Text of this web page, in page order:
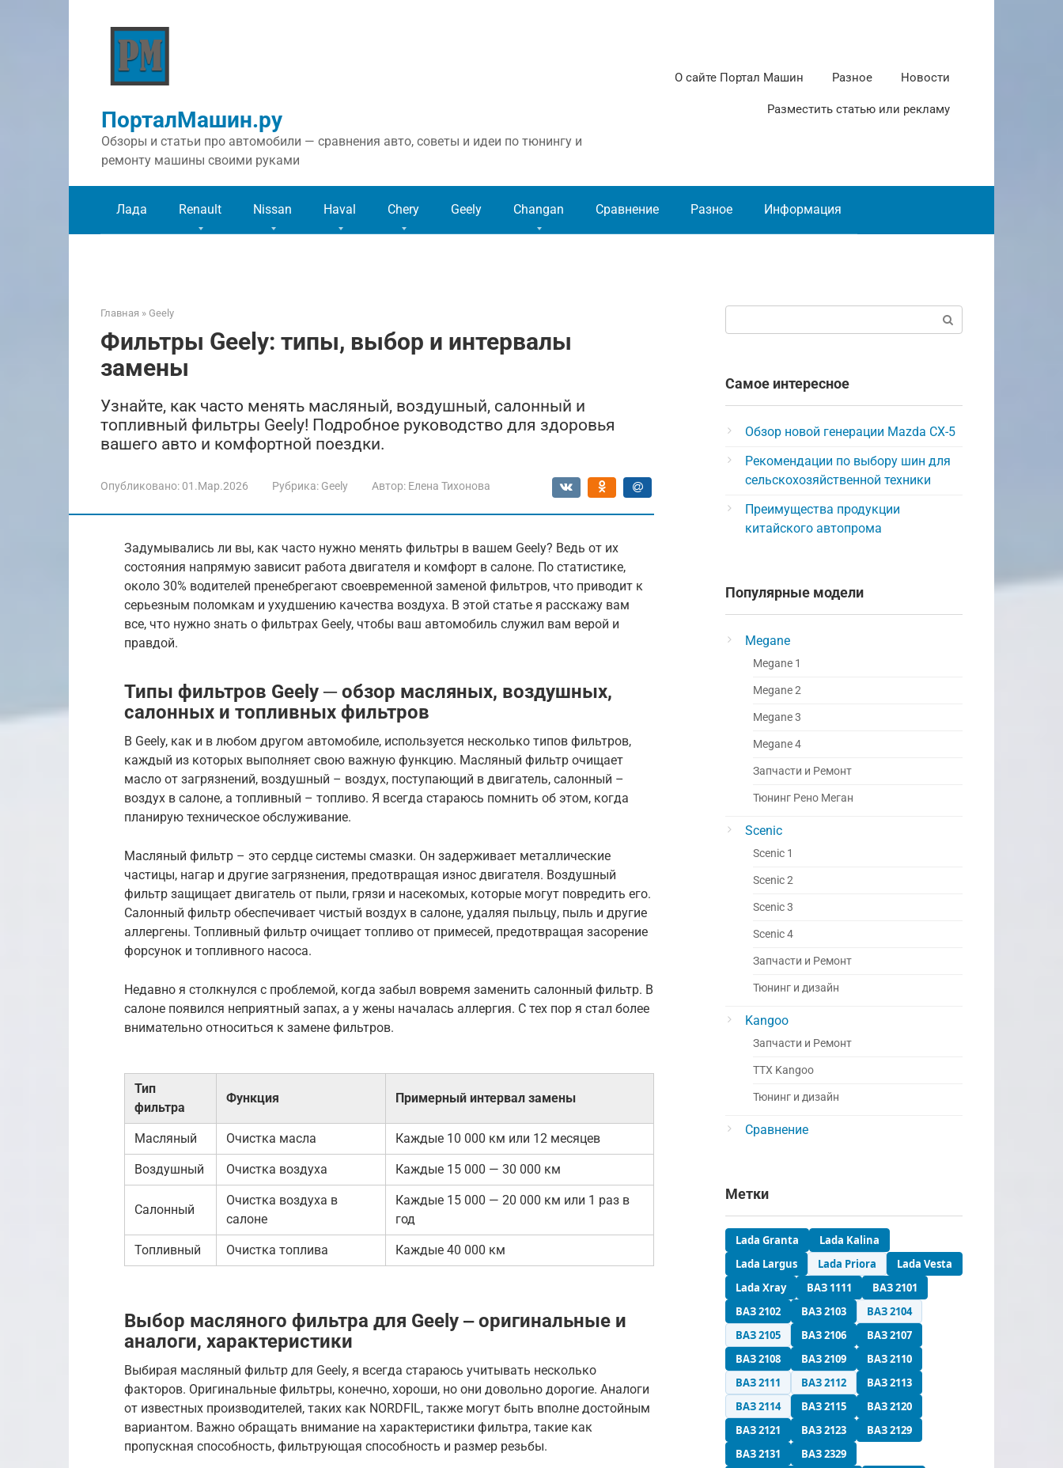
ПорталМашин.ру
Обзоры и статьи про автомобили — сравнения авто, советы и идеи по тюнингу и
ремонту машины своими руками
О сайте Портал Машин Разное Новости
Разместить статью или рекламу
Лада Renault Nissan Haval Chery Geely Changan Сравнение Разное Информация
Главная » Geely
Фильтры Geely: типы, выбор и интервалы
замены
Узнайте, как часто менять масляный, воздушный, салонный и
топливный фильтры Geely! Подробное руководство для здоровья
вашего авто и комфортной поездки.
Опубликовано: 01.Мар.2026 Рубрика: Geely Автор: Елена Тихонова
Задумывались ли вы, как часто нужно менять фильтры в вашем Geely? Ведь от их
состояния напрямую зависит работа двигателя и комфорт в салоне. По статистике,
около 30% водителей пренебрегают своевременной заменой фильтров, что приводит к
серьезным поломкам и ухудшению качества воздуха. В этой статье я расскажу вам
все, что нужно знать о фильтрах Geely, чтобы ваш автомобиль служил вам верой и
правдой.
Типы фильтров Geely ─ обзор масляных, воздушных,
салонных и топливных фильтров
В Geely, как и в любом другом автомобиле, используется несколько типов фильтров,
каждый из которых выполняет свою важную функцию. Масляный фильтр очищает
масло от загрязнений, воздушный – воздух, поступающий в двигатель, салонный –
воздух в салоне, а топливный – топливо. Я всегда стараюсь помнить об этом, когда
планирую техническое обслуживание.
Масляный фильтр – это сердце системы смазки. Он задерживает металлические
частицы, нагар и другие загрязнения, предотвращая износ двигателя. Воздушный
фильтр защищает двигатель от пыли, грязи и насекомых, которые могут повредить его.
Салонный фильтр обеспечивает чистый воздух в салоне, удаляя пыльцу, пыль и другие
аллергены. Топливный фильтр очищает топливо от примесей, предотвращая засорение
форсунок и топливного насоса.
Недавно я столкнулся с проблемой, когда забыл вовремя заменить салонный фильтр. В
салоне появился неприятный запах, а у жены началась аллергия. С тех пор я стал более
внимательно относиться к замене фильтров.
Тип
фильтра
Функция Примерный интервал замены
Масляный Очистка масла Каждые 10 000 км или 12 месяцев
Воздушный Очистка воздуха Каждые 15 000 — 30 000 км
Салонный
Очистка воздуха в
салоне
Каждые 15 000 — 20 000 км или 1 раз в
год
Топливный Очистка топлива Каждые 40 000 км
Выбор масляного фильтра для Geely ‒ оригинальные и
аналоги, характеристики
Выбирая масляный фильтр для Geely, я всегда стараюсь учитывать несколько
факторов. Оригинальные фильтры, конечно, хороши, но они довольно дорогие. Аналоги
от известных производителей, таких как NORDFIL, также могут быть вполне достойным
вариантом. Важно обращать внимание на характеристики фильтра, такие как
пропускная способность, фильтрующая способность и размер резьбы.
Самое интересное
Обзор новой генерации Mazda CX-5
Рекомендации по выбору шин для
сельскохозяйственной техники
Преимущества продукции
китайского автопрома
Популярные модели
Megane
Megane 1
Megane 2
Megane 3
Megane 4
Запчасти и Ремонт
Тюнинг Рено Меган
Scenic
Scenic 1
Scenic 2
Scenic 3
Scenic 4
Запчасти и Ремонт
Тюнинг и дизайн
Kangoo
Запчасти и Ремонт
ТТХ Kangoo
Тюнинг и дизайн
Сравнение
Метки
Lada Granta
Lada Kalina
Lada Largus
Lada Priora
Lada Vesta
Lada Xray
ВАЗ 1111
ВАЗ 2101
ВАЗ 2102
ВАЗ 2103
ВАЗ 2104
ВАЗ 2105
ВАЗ 2106
ВАЗ 2107
ВАЗ 2108
ВАЗ 2109
ВАЗ 2110
ВАЗ 2111
ВАЗ 2112
ВАЗ 2113
ВАЗ 2114
ВАЗ 2115
ВАЗ 2120
ВАЗ 2121
ВАЗ 2123
ВАЗ 2129
ВАЗ 2131
ВАЗ 2329